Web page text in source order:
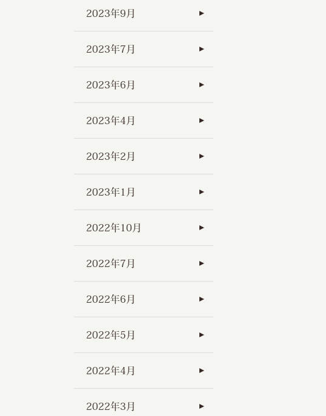
2023年9月
2023年7月
2023年6月
2023年4月
2023年2月
2023年1月
2022年10月
2022年7月
2022年6月
2022年5月
2022年4月
2022年3月